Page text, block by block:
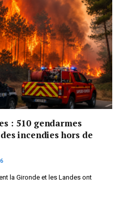
: 510 gendarmes
incendies hors de
la Gironde et les Landes ont